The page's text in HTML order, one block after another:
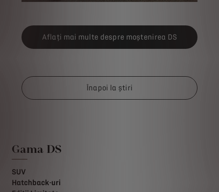
Aflați mai multe despre moștenirea DS
Înapoi la știri
Gama DS
SUV
Hatchback-uri